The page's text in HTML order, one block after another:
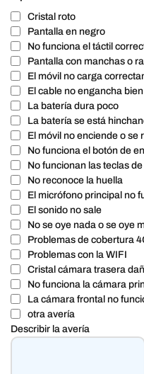
Cristal roto
Pantalla en negro
No funciona el táctil
Pantalla con manchas o
El móvil no carga
El cable no engancha bien
La batería dura poco
La batería se está
El móvil no enciende o se
No funciona el botón de
No funcionan las teclas
No reconoce la huella
El micrófono principal no
El sonido no sale
No se oye nada o se oye
Problemas de cobertura
Problemas con la WIFI
Cristal cámara trasera
No funciona la cámara
La cámara frontal no
otra avería
Describir la avería